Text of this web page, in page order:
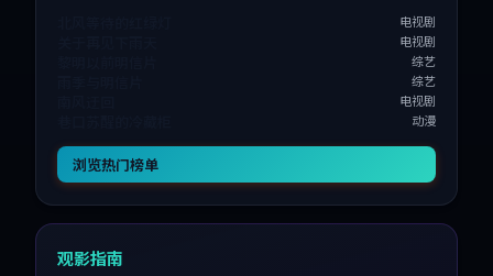
电视剧
电视剧
综艺
综艺
电视剧
动漫
浏览热门榜单
观影指南